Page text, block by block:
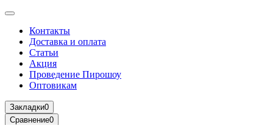
Контакты
Доставка и оплата
Статьи
Акция
Проведение Пирошоу
Оптовикам
Закладки0
Сравнение0